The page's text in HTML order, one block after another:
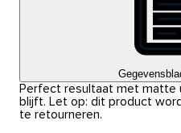
Perfect resultaat met matte
blijft. Let op: dit product
te retourneren.